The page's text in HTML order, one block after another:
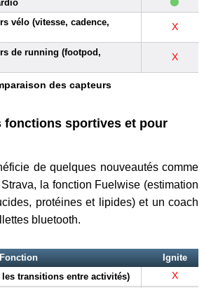
vélo (vitesse, cadence,
X
de running (footpod,
X
des capteurs
fonctions sportives et pour
de quelques nouveautés comme
la fonction Fuelwise (estimation
protéines et lipides) et un coach
bluetooth.
Fonction
Ignite
transitions entre activités)
X